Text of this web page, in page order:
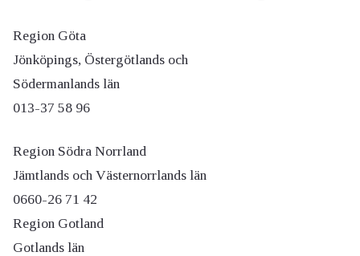
Region Göta
Jönköpings, Östergötlands och
Södermanlands län
013-37 58 96
Region Södra Norrland
Jämtlands och Västernorrlands län
0660-26 71 42
Region Gotland
Gotlands län